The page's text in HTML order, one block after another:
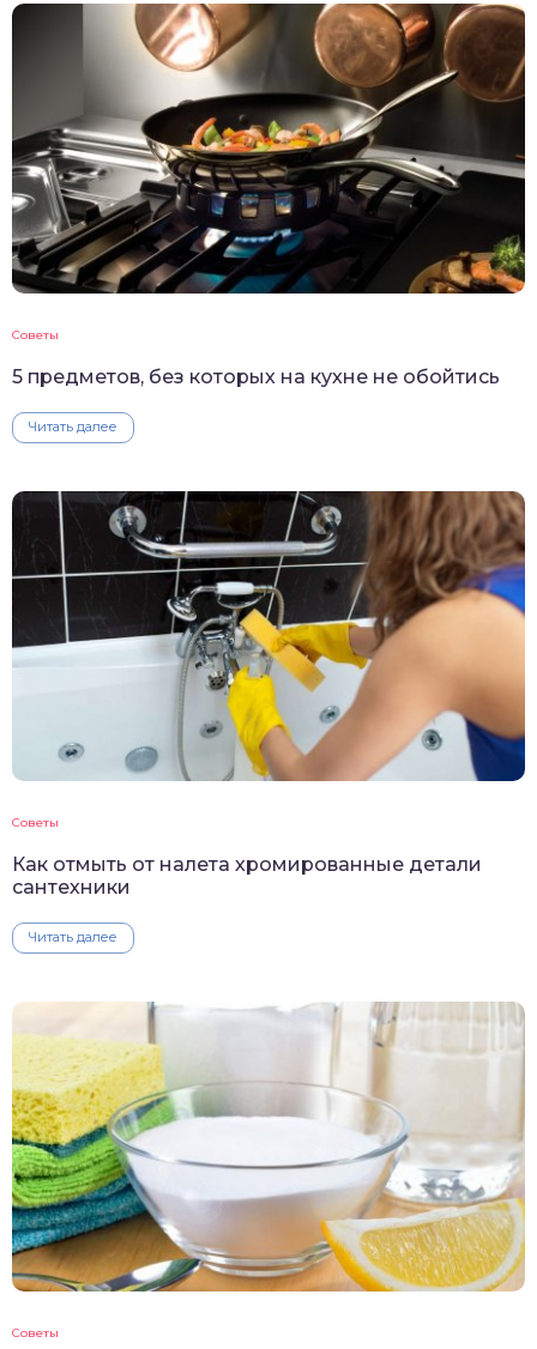
Советы
5 предметов, без которых на кухне не обойтись
Читать далее
Советы
Как отмыть от налета хромированные детали
сантехники
Читать далее
Советы